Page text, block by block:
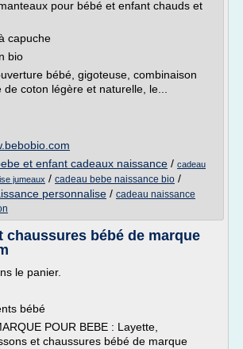
pour bébé et enfant chauds et
capuche
bio
bébé, gigoteuse, combinaison
de coton légère et naturelle, le...
et enfant cadeaux naissance / cadeau
jumeaux / cadeau bebe naissance bio /
personnalise / cadeau naissance
chaussures bébé de marque
le panier.
bébé
POUR BEBE : Layette,
et chaussures bébé de marque